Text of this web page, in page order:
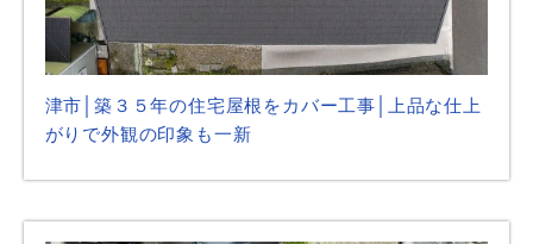
津市│築３５年の住宅屋根をカバー工事│上品な仕上
がりで外観の印象も一新